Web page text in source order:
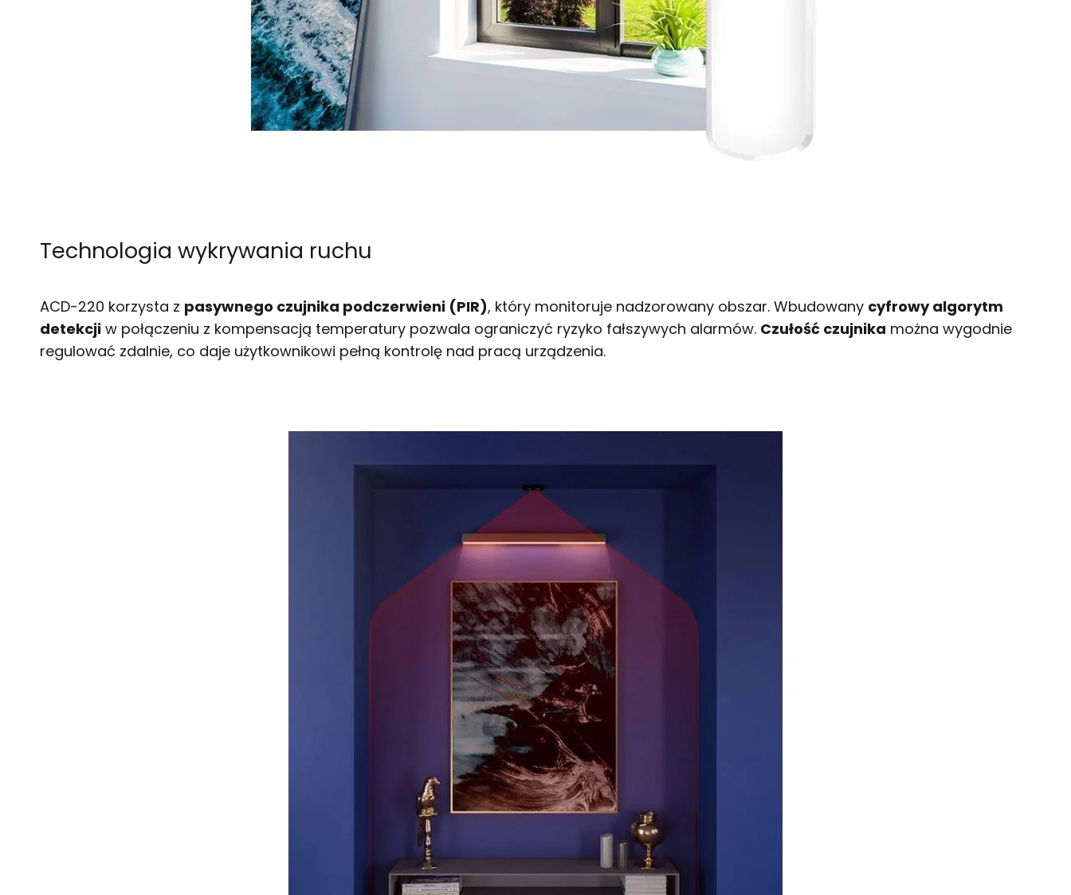
Technologia wykrywania ruchu
ACD-220 korzysta z pasywnego czujnika podczerwieni (PIR), który monitoruje nadzorowany obszar. Wbudowany cyfrowy algorytm
detekcji w połączeniu z kompensacją temperatury pozwala ograniczyć ryzyko fałszywych alarmów. Czułość czujnika można wygodnie
regulować zdalnie, co daje użytkownikowi pełną kontrolę nad pracą urządzenia.